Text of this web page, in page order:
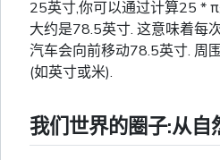
25英寸,你可以通过计算25 *
大约是78.5英寸. 这意味着每
汽车会向前移动78.5英寸. 周
(如英寸或米).
我们世界的圈子:从自